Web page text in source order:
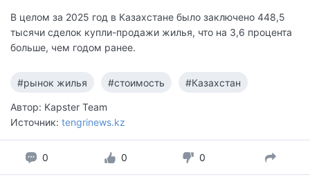
В целом за 2025 год в Казахстане было заключено 448,5
тысячи сделок купли-продажи жилья, что на 3,6 процента
больше, чем годом ранее.
#рынок жилья #стоимость #Казахстан
Автор: Kapster Team
Источник: tengrinews.kz
0 0 0